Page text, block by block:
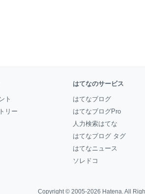
ト
リー
はてなのサービス
はてなブログ
はてなブログPro
人力検索はてな
はてなブログ タグ
はてなニュース
ソレドコ
Copyright © 2005-2026 Hatena. All